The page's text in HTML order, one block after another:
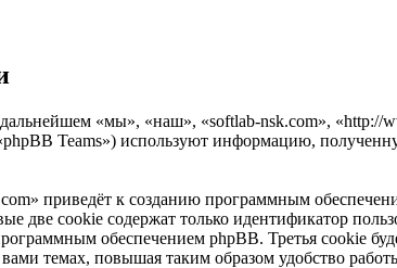
«мы», «наш», «softlab-nsk.com»,
Teams») используют информацию,
приведёт к созданию программным
две cookie содержат только идентификатор
обеспечением phpBB. Третья cookie
темах, повышая таким образом удобство